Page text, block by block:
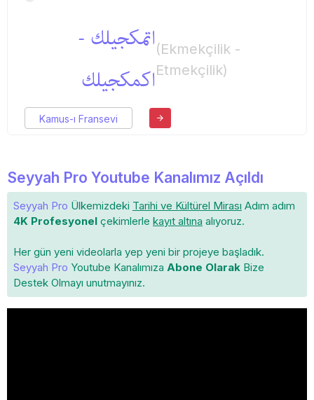
اتمكجیلك‌ -
اكمكجیلك
(Ekmekçilik -
Etmekçilik)
Kamus-ı Fransevi
Seyyah Pro Youtube Kanalımız Açıldı
Seyyah Pro Ülkemizdeki Tarihi ve Kültürel Mirası Adım adım
4K Profesyonel çekimlerle kayıt altına alıyoruz.
Her gün yeni videolarla yep yeni bir projeye başladık.
Seyyah Pro Youtube Kanalımıza Abone Olarak Bize
Destek Olmayı unutmayınız.